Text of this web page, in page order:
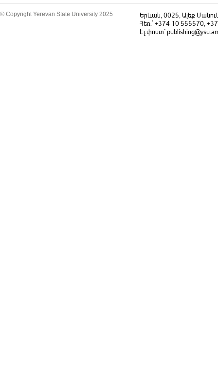
© Copyright Yerevan State University 2025
Երևան, 0025, Ալեք
Հեռ.` +374 10 555570,
Էլ.փոստ`